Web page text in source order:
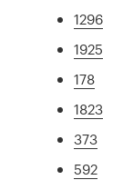
1296
1925
178
1823
373
592